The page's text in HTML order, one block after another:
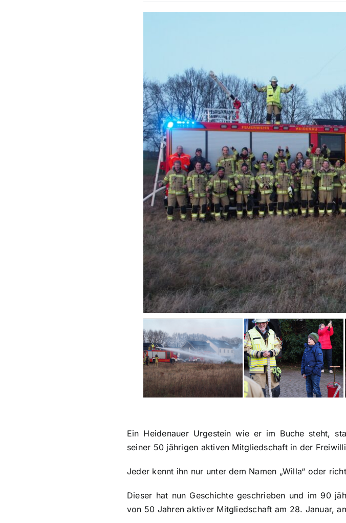
Ein Heidenauer Urgestein wie er im Buche steht,
seiner 50 jährigen aktiven Mitgliedschaft in der
Jeder kennt ihn nur unter dem Namen „Willa“ oder
Dieser hat nun Geschichte geschrieben und im 90
von 50 Jahren aktiver Mitgliedschaft am 28. Januar,